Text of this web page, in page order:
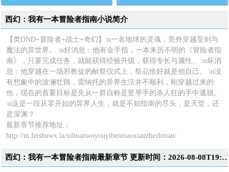
西幻：我有一本冒险者指南小说简介
【类DND+冒险者+战士+奇幻】\n一名地球的灵魂，意外穿越至剑与
魔法的异世界。 \n好消息：他有金手指，一本来历不明的《冒险者指
南》，只要完成任务，就能获得经验升级，获得专长与属性。 \n坏消
息：他穿越在一场邪教徒的献祭仪式上，祭品恰好就是他自己。 \n没
有想象中的波澜壮阔，雷纳托的异界生活并不顺利，刚穿越过来的
他，现在的首要目标是先从一群自称是竖琴手的杀人狂的手中逃脱。
\n这是一段从零开始的异界人生，就是不知指南的尽头，是天堂，还
是深渊？
最新章节推荐地址：
http://m.feishuwx.la/xihuanwoyouyibenmaoxianzhezhinan/
西幻：我有一本冒险者指南最新章节 更新时间：